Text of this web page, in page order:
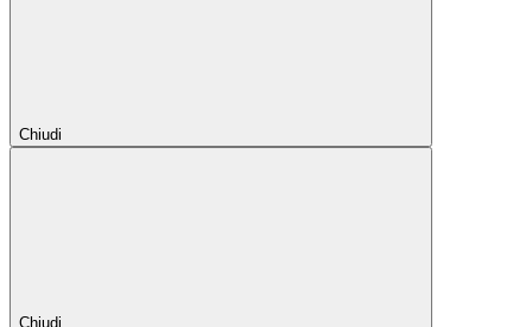
Chiudi
Chiudi